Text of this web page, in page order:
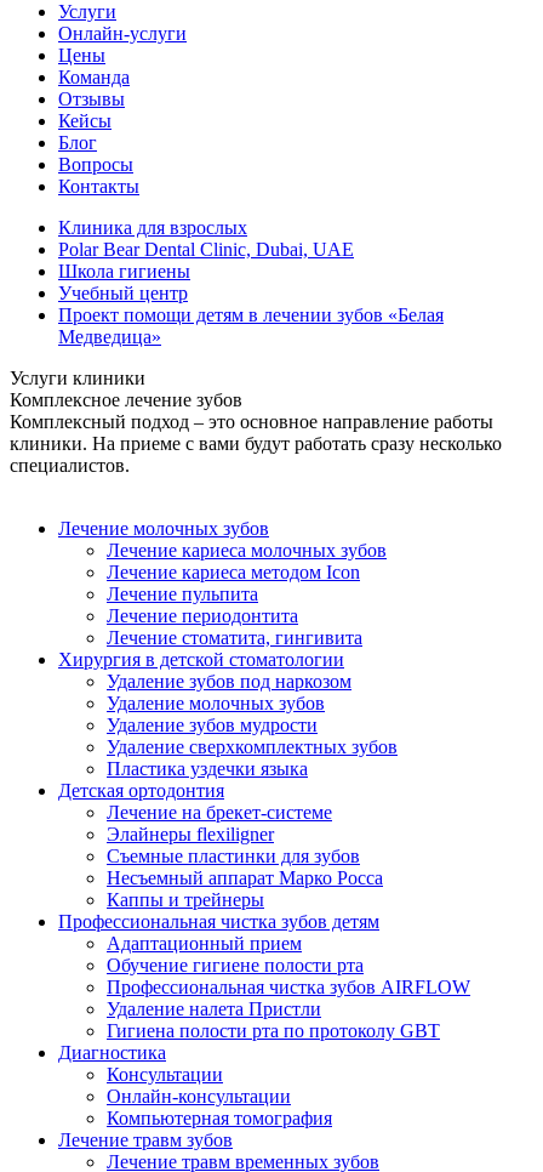
Услуги
Онлайн-услуги
Цены
Команда
Отзывы
Кейсы
Блог
Вопросы
Контакты
Клиника для взрослых
Polar Bear Dental Clinic, Dubai, UAE
Школа гигиены
Учебный центр
Проект помощи детям в лечении зубов «Белая
Медведица»
Услуги клиники
Комплексное лечение зубов
Комплексный подход – это основное направление работы
клиники. На приеме с вами будут работать сразу несколько
специалистов.
Лечение молочных зубов
Лечение кариеса молочных зубов
Лечение кариеса методом Icon
Лечение пульпита
Лечение периодонтита
Лечение стоматита, гингивита
Хирургия в детской стоматологии
Удаление зубов под наркозом
Удаление молочных зубов
Удаление зубов мудрости
Удаление сверхкомплектных зубов
Пластика уздечки языка
Детская ортодонтия
Лечение на брекет-системе
Элайнеры flexiligner
Съемные пластинки для зубов
Несъемный аппарат Марко Росса
Каппы и трейнеры
Профессиональная чистка зубов детям
Адаптационный прием
Обучение гигиене полости рта
Профессиональная чистка зубов AIRFLOW
Удаление налета Пристли
Гигиена полости рта по протоколу GBT
Диагностика
Консультации
Онлайн-консультации
Компьютерная томография
Лечение травм зубов
Лечение травм временных зубов